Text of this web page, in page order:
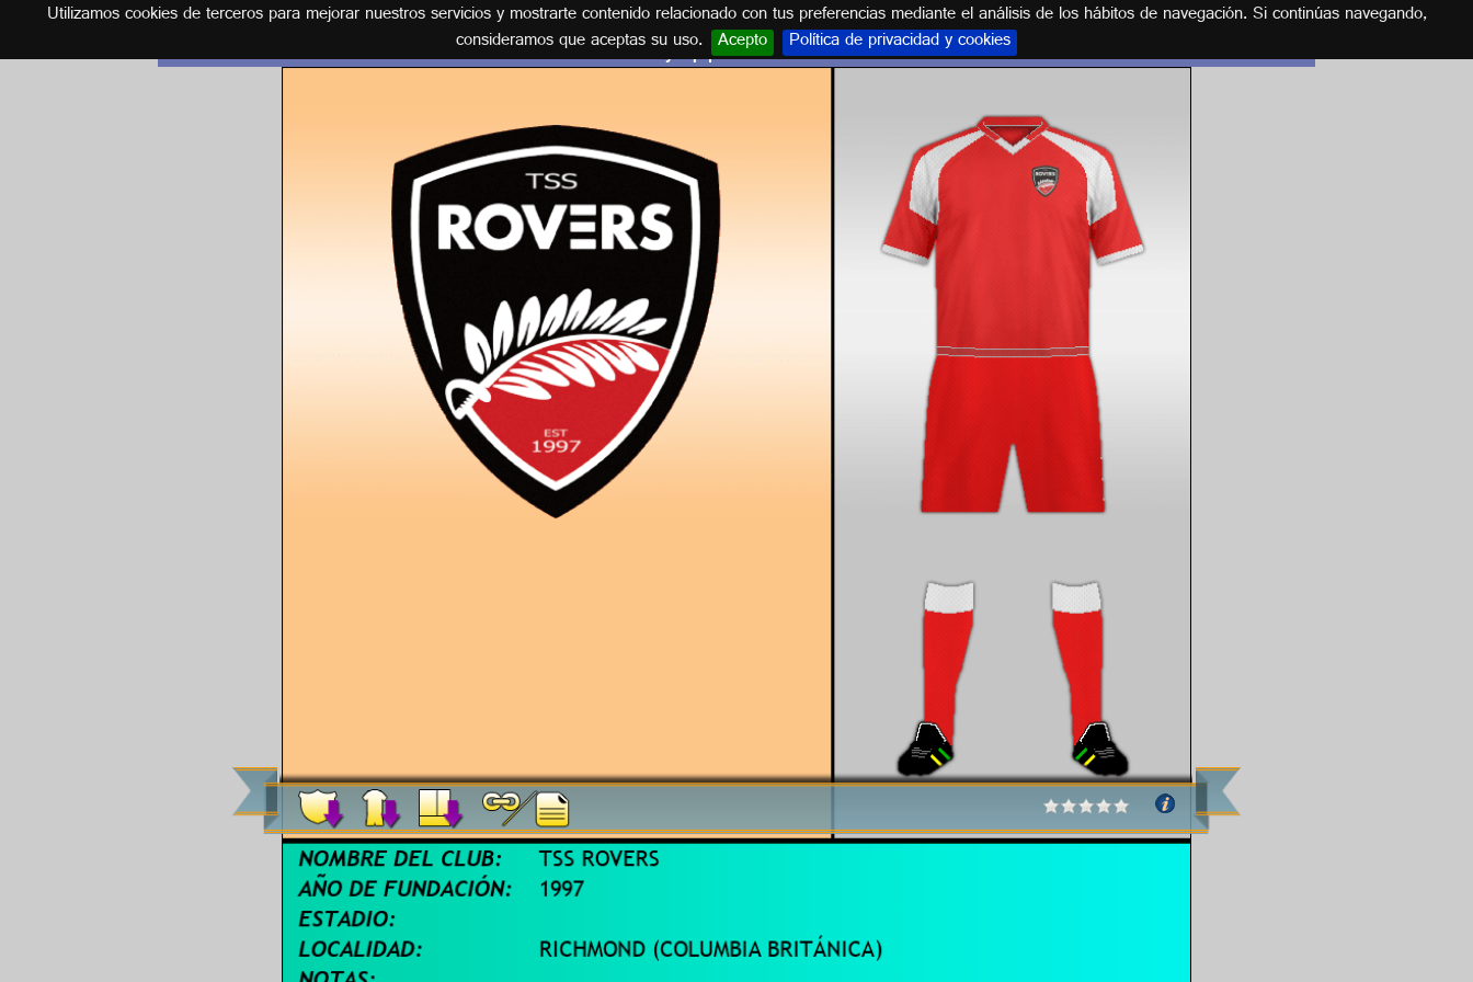
Utilizamos cookies de terceros para mejorar nuestros servicios y mostrarte contenido relacionado con tus preferencias mediante el análisis de los hábitos de navegación. Si continúas navegando,
consideramos que aceptas su uso. Acepto Política de privacidad y cookies
Español
Escudo y equipación TSS ROVERS